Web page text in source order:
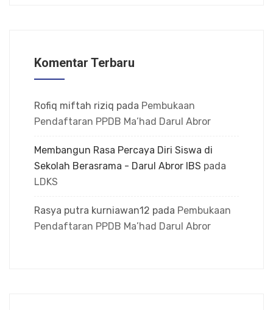
Komentar Terbaru
Rofiq miftah riziq pada Pembukaan
Pendaftaran PPDB Ma’had Darul Abror
Membangun Rasa Percaya Diri Siswa di
Sekolah Berasrama - Darul Abror IBS pada
LDKS
Rasya putra kurniawan12 pada Pembukaan
Pendaftaran PPDB Ma’had Darul Abror